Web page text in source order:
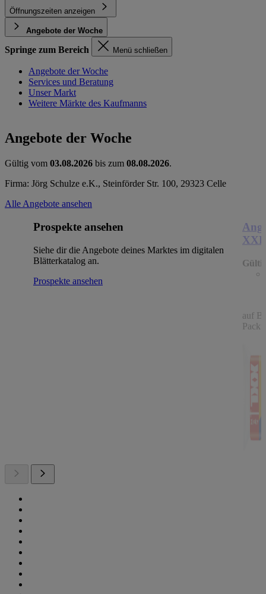
Öffnungszeiten anzeigen
Angebote der Woche
Springe zum Bereich Menü schließen
Angebote der Woche
Services und Beratung
Unser Markt
Weitere Märkte des Kaufmanns
Angebote der Woche
Gültig vom 03.08.2026 bis zum 08.08.2026.
Firma: Jörg Schulze e.K., Steinförder Str. 100, 29323 Celle
Alle Angebote ansehen
Prospekte ansehen
Siehe dir die Angebote deines Marktes im digitalen
Blätterkatalog an.
Prospekte ansehen
XXL
auf